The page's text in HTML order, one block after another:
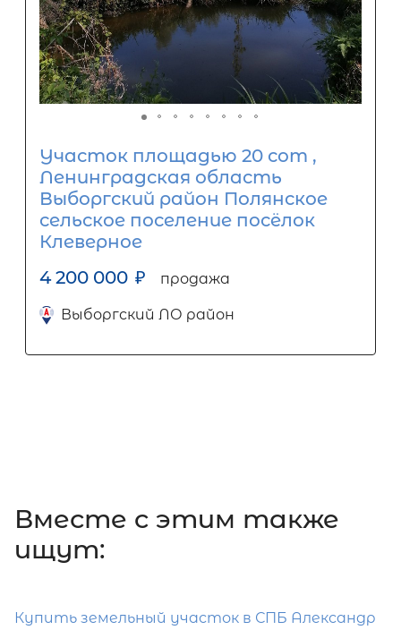
Участок площадью 20 сот ,
Ленинградская область
Выборгский район Полянское
сельское поселение посёлок
Клеверное
4 200 000 ₽ продажа
Выборгский ЛО район
Вместе c этим также
ищут:
Купить земельный участок в СПБ Александр